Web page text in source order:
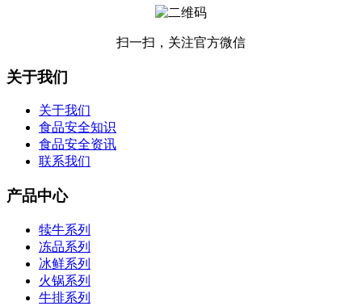
扫一扫，关注官方微信
关于我们
关于我们
食品安全知识
食品安全资讯
联系我们
产品中心
犊牛系列
冻品系列
冰鲜系列
火锅系列
牛排系列